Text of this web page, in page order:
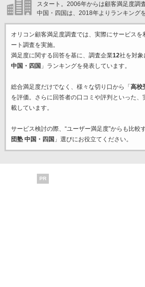
スタート。2006年からは顧客満足度調
中国・四国は、2018年よりランキング
オリコン顧客満足度調査では、実際にサービスを
ート調査を実施。
満足度に関する回答を基に、調査企業12社を対象
中国・四国 」ランキングを発表しています。
総合満足度だけでなく、様々な切り口から「 高校
を評価。さらに回答者の口コミや評判といった
載しています。
サービス検討の際、“ユーザー満足度”からも比較
団塾 中国・四国 」選びにお役立てください。
PR